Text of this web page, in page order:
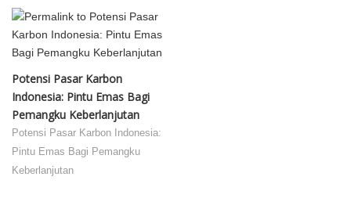
Potensi Pasar Karbon
Indonesia: Pintu Emas Bagi
Pemangku Keberlanjutan
Potensi Pasar Karbon Indonesia:
Pintu Emas Bagi Pemangku
Keberlanjutan